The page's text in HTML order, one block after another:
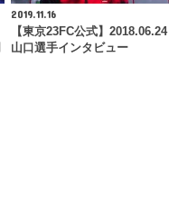
2019.11.16
【東京23FC公式】2018.06.24
山口選手インタビュー